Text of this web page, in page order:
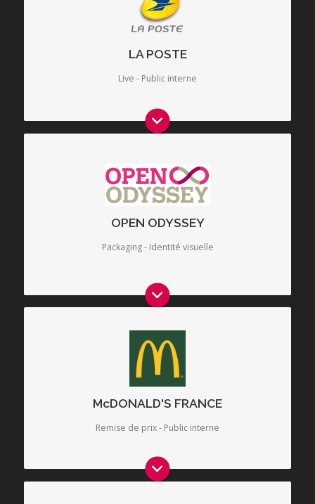
LA POSTE
Live - Public interne
Enjeu : Présenter de façon dynamique le plan d'actions
commerciales pour l'année à venir à partir du concept
événementiel défini. Accompagner les intervenants dans la
construction de leurs interventions. Garantir cohérence
OPEN ODYSSEY
Packaging - Identité visuelle
collectif, créateur d’effervescence intellectuelle et positive.
McDONALD'S FRANCE
Remise de prix - Public interne
Enjeu : Transformer des messages de fond en un discours
dynamique et rythmé sur une thématique imposée (ex. le